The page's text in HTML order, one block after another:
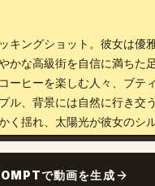
キングショット。彼女は優
かな高級街を自信に満ちた
ーヒーを楽しむ人々、ブテ
ル、背景には自然に行き交
く揺れ、太陽光が彼女のシ
作り出します。
で動画を生成